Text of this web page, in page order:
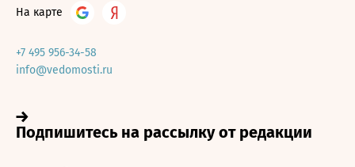
На карте
+7 495 956-34-58
info@vedomosti.ru